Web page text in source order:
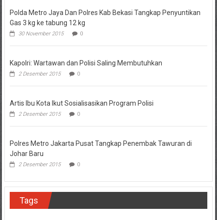
Polda Metro Jaya Dan Polres Kab Bekasi Tangkap Penyuntikan
Gas 3 kg ke tabung 12 kg
30 November 2015 0
Kapolri: Wartawan dan Polisi Saling Membutuhkan
2 Desember 2015 0
Artis Ibu Kota Ikut Sosialisasikan Program Polisi
2 Desember 2015 0
Polres Metro Jakarta Pusat Tangkap Penembak Tawuran di
Johar Baru
2 Desember 2015 0
Tags